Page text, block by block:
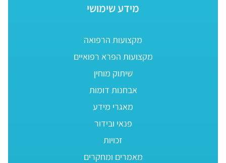
מידע שימושי
מקצועות הרפואה
מקצועות הפרא רפואיים
שיתוק מוחין
אבחנות דומות
מאגרי מידע
פנאי ובידור
זכויות
מאמרים ומחקרים